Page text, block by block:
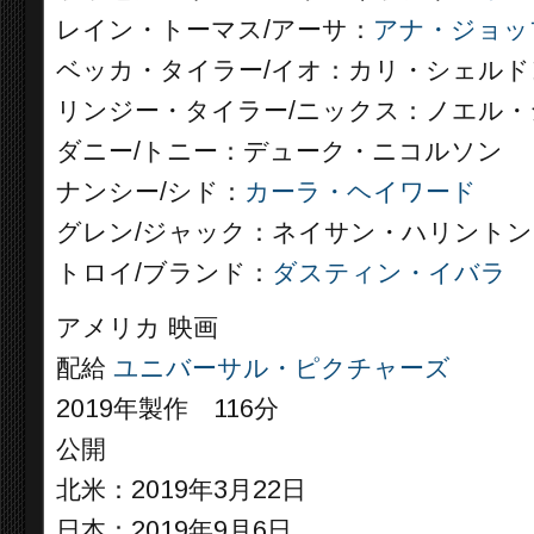
レイン・トーマス/アーサ： アナ・ジョ
ベッカ・タイラー/イオ：カリ・シェルド
リンジー・タイラー/ニックス：ノエル
ダニー/トニー：デューク・ニコルソン
ナンシー/シド： カーラ・ヘイワード
グレン/ジャック：ネイサン・ハリントン
トロイ/ブランド： ダスティン・イバラ
アメリカ 映画
配給 ユニバーサル・ピクチャーズ
2019年製作 116分
公開
北米：2019年3月22日